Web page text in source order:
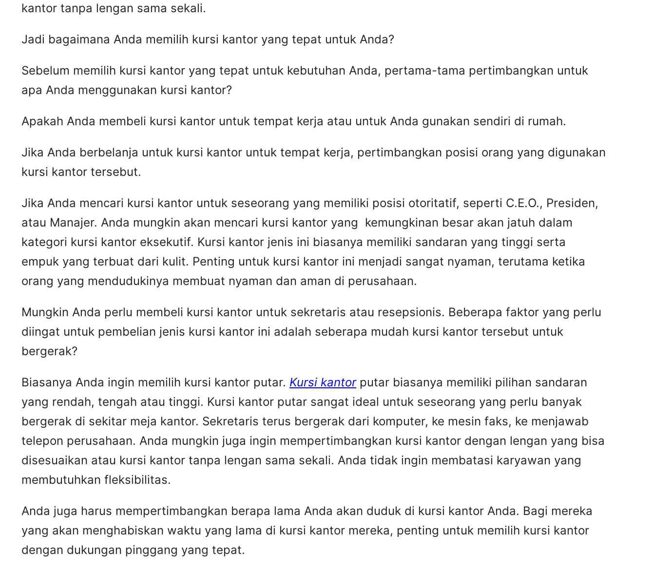
kantor tanpa lengan sama sekali.
Jadi bagaimana Anda memilih kursi kantor yang tepat untuk Anda?
Sebelum memilih kursi kantor yang tepat untuk kebutuhan Anda, pertama-tama pertimbangkan untuk
apa Anda menggunakan kursi kantor?
Apakah Anda membeli kursi kantor untuk tempat kerja atau untuk Anda gunakan sendiri di rumah.
Jika Anda berbelanja untuk kursi kantor untuk tempat kerja, pertimbangkan posisi orang yang digunakan
kursi kantor tersebut.
Jika Anda mencari kursi kantor untuk seseorang yang memiliki posisi otoritatif, seperti C.E.O., Presiden,
atau Manajer. Anda mungkin akan mencari kursi kantor yang kemungkinan besar akan jatuh dalam
kategori kursi kantor eksekutif. Kursi kantor jenis ini biasanya memiliki sandaran yang tinggi serta
empuk yang terbuat dari kulit. Penting untuk kursi kantor ini menjadi sangat nyaman, terutama ketika
orang yang mendudukinya membuat nyaman dan aman di perusahaan.
Mungkin Anda perlu membeli kursi kantor untuk sekretaris atau resepsionis. Beberapa faktor yang perlu
diingat untuk pembelian jenis kursi kantor ini adalah seberapa mudah kursi kantor tersebut untuk
bergerak?
Biasanya Anda ingin memilih kursi kantor putar. Kursi kantorputar biasanya memiliki pilihan sandaran
yang rendah, tengah atau tinggi. Kursi kantor putar sangat ideal untuk seseorang yang perlu banyak
bergerak di sekitar meja kantor. Sekretaris terus bergerak dari komputer, ke mesin faks, ke menjawab
telepon perusahaan. Anda mungkin juga ingin mempertimbangkan kursi kantor dengan lengan yang bisa
disesuaikan atau kursi kantor tanpa lengan sama sekali. Anda tidak ingin membatasi karyawan yang
membutuhkan fleksibilitas.
Anda juga harus mempertimbangkan berapa lama Anda akan duduk di kursi kantor Anda. Bagi mereka
yang akan menghabiskan waktu yang lama di kursi kantor mereka, penting untuk memilih kursi kantor
dengan dukungan pinggang yang tepat.